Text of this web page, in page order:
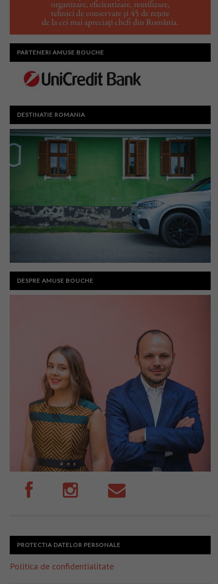
PARTENERI AMUSE BOUCHE
DESTINATIE ROMANIA
DESPRE AMUSE BOUCHE
PROTECTIA DATELOR PERSONALE
Politica de confidentialitate